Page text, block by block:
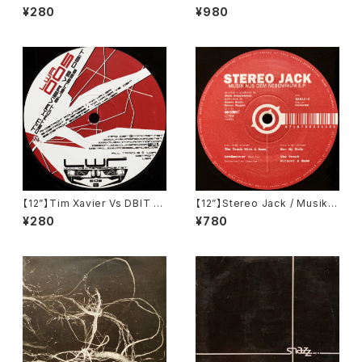
James Unk / Clear View (L
esIzmo:r) (LIZM-03)
¥280
o (Klang Elektronik) (KLAN
G 10)
¥980
【12”】Tim Xavier Vs DBIT /
Detroit Business (Live Wir
e Records) (LWR005)
¥280
【12”】Stereo Jack / Musik A
us Dem Nebenraum E.P. (R
aw Elements) (Raw 611)
¥780